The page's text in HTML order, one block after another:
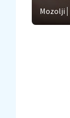
Mozolji